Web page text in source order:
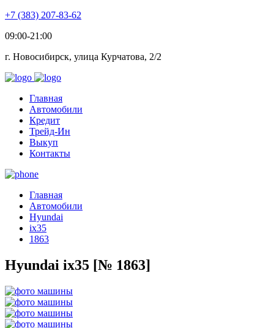
+7 (383) 207-83-62
09:00-21:00
г. Новосибирск, улица Курчатова, 2/2
Главная
Автомобили
Кредит
Трейд-Ин
Выкуп
Контакты
Главная
Автомобили
Hyundai
ix35
1863
Hyundai ix35 [№ 1863]